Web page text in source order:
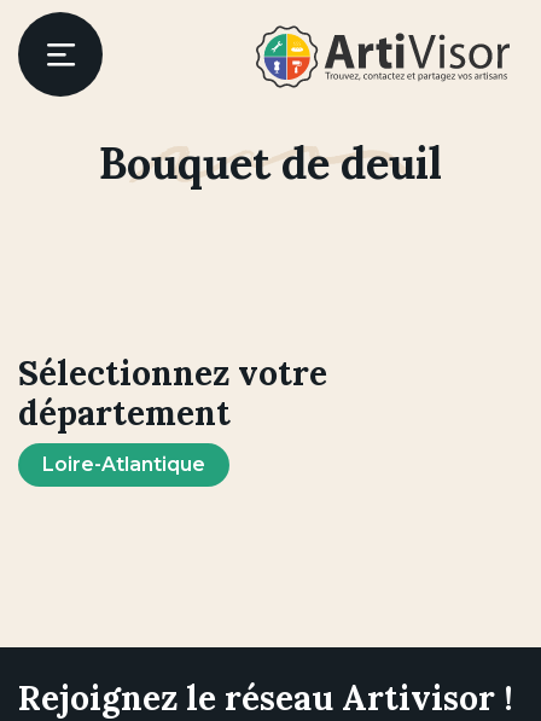
Bouquet de deuil
Sélectionnez votre
département
Loire-Atlantique
Rejoignez le réseau Artivisor !